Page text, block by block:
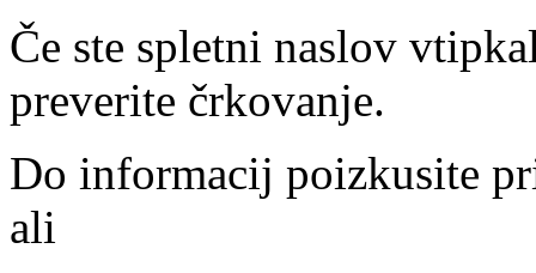
Če ste spletni naslov
preverite črkovanje.
Do informacij poizkusite
ali